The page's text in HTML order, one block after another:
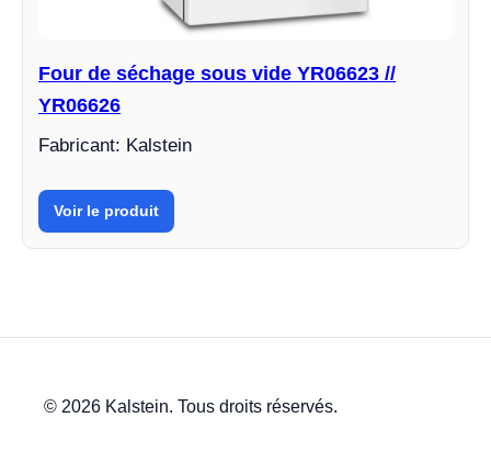
Four de séchage sous vide YR06623 //
YR06626
Fabricant: Kalstein
Voir le produit
© 2026 Kalstein. Tous droits réservés.